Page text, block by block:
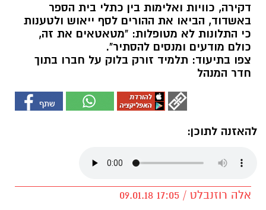
דקירה, כוויות ואלימות בין כתלי בית הספר
באשדוד, הביאו את ההורים לסף ייאוש ולטענות
כי התלונות לא מטופלות: "מטאטאים את זה,
כולם מודעים ומנסים להסתיר".
צפו בתיעוד: תלמיד זורק בלוק על חברו בתוך
חדר המנהל
להאזנה לתוכן:
אלה רוזנבלט / 17:05 09.01.18